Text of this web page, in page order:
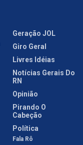
Geração JOL
Giro Geral
Livres Idéias
Notícias Gerais Do
RN
Opinião
Pirando O
Cabeção
Política
Fala Rô